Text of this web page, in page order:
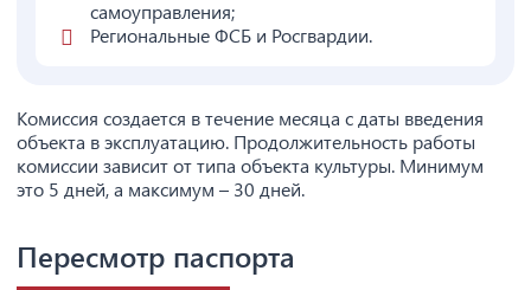
самоуправления;
Региональные ФСБ и Росгвардии.
Комиссия создается в течение месяца с даты введения
объекта в эксплуатацию. Продолжительность работы
комиссии зависит от типа объекта культуры. Минимум
это 5 дней, а максимум – 30 дней.
Пересмотр паспорта